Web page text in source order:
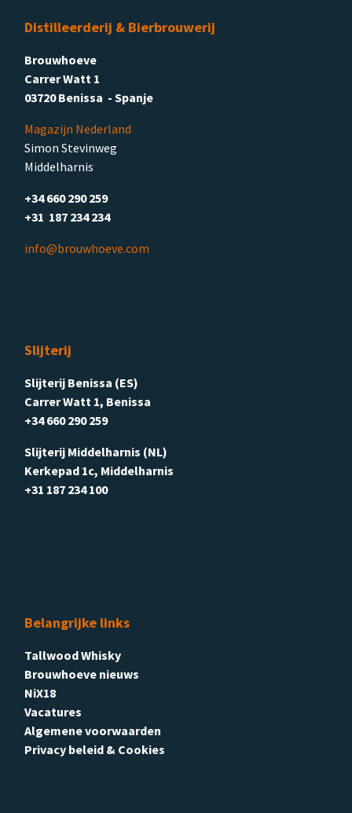
Distilleerderij & Bierbrouwerij
Brouwhoeve
Carrer Watt 1
03720 Benissa - Spanje
Magazijn Nederland
Simon Stevinweg
Middelharnis
+34 660 290 259
+31 187 234 234
info@brouwhoeve.com
Slijterij
Slijterij Benissa (ES)
Carrer Watt 1, Benissa
+34 660 290 259
Slijterij Middelharnis (NL)
Kerkepad 1c, Middelharnis
+31 187 234 100
Belangrijke links
Tallwood Whisky
Brouwhoeve nieuws
NiX18
Vacatures
Algemene voorwaarden
Privacy beleid & Cookies